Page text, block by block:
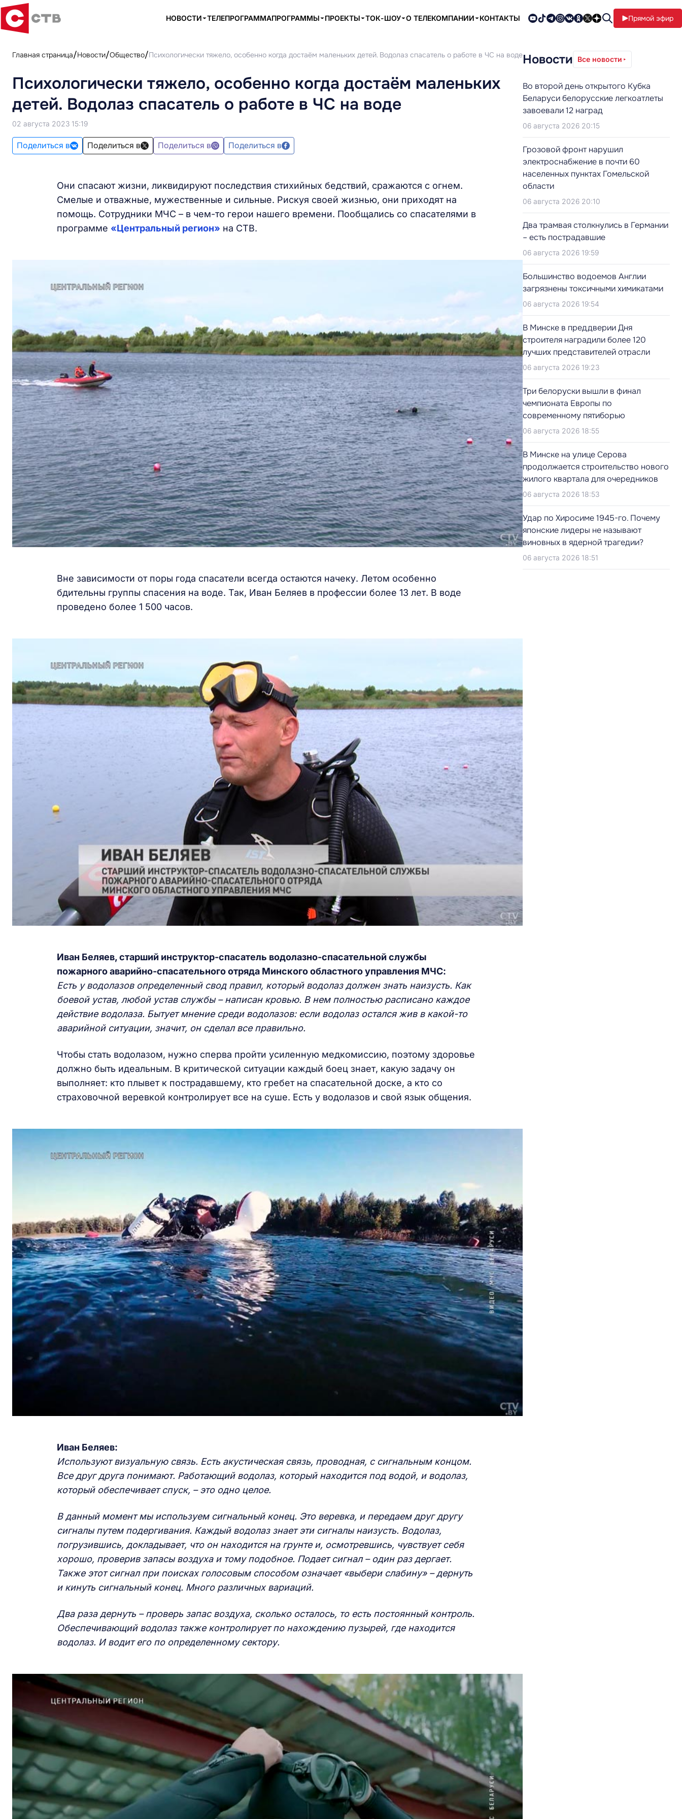
НОВОСТИ ТЕЛЕПРОГРАММАПРОГРАММЫ ПРОЕКТЫ ТОК-ШОУ О ТЕЛЕКОМПАНИИ КОНТАКТЫ Прямой эфир
Главная страница Новости Общество Психологически тяжело, особенно когда достаём маленьких детей. Водолаз спасатель о работе в ЧС на воде
Психологически тяжело, особенно когда достаём маленьких
детей. Водолаз спасатель о работе в ЧС на воде
02 августа 2023 15:19
Поделиться в Поделиться в Поделиться в Поделиться в
Они спасают жизни, ликвидируют последствия стихийных бедствий, сражаются с огнем.
Смелые и отважные, мужественные и сильные. Рискуя своей жизнью, они приходят на
помощь. Сотрудники МЧС – в чем-то герои нашего времени. Пообщались со спасателями в
программе «Центральный регион» на СТВ.
Вне зависимости от поры года спасатели всегда остаются начеку. Летом особенно
бдительны группы спасения на воде. Так, Иван Беляев в профессии более 13 лет. В воде
проведено более 1 500 часов.
Иван Беляев, старший инструктор-спасатель водолазно-спасательной службы
пожарного аварийно-спасательного отряда Минского областного управления МЧС:
Есть у водолазов определенный свод правил, который водолаз должен знать наизусть. Как
боевой устав, любой устав службы – написан кровью. В нем полностью расписано каждое
действие водолаза. Бытует мнение среди водолазов: если водолаз остался жив в какой-то
аварийной ситуации, значит, он сделал все правильно.
Чтобы стать водолазом, нужно сперва пройти усиленную медкомиссию, поэтому здоровье
должно быть идеальным. В критической ситуации каждый боец знает, какую задачу он
выполняет: кто плывет к пострадавшему, кто гребет на спасательной доске, а кто со
страховочной веревкой контролирует все на суше. Есть у водолазов и свой язык общения.
Иван Беляев:
Используют визуальную связь. Есть акустическая связь, проводная, с сигнальным концом.
Все друг друга понимают. Работающий водолаз, который находится под водой, и водолаз,
который обеспечивает спуск, – это одно целое.
В данный момент мы используем сигнальный конец. Это веревка, и передаем друг другу
сигналы путем подергивания. Каждый водолаз знает эти сигналы наизусть. Водолаз,
погрузившись, докладывает, что он находится на грунте и, осмотревшись, чувствует себя
хорошо, проверив запасы воздуха и тому подобное. Подает сигнал – один раз дергает.
Также этот сигнал при поисках голосовым способом означает «выбери слабину» – дернуть
и кинуть сигнальный конец. Много различных вариаций.
Два раза дернуть – проверь запас воздуха, сколько осталось, то есть постоянный контроль.
Обеспечивающий водолаз также контролирует по нахождению пузырей, где находится
водолаз. И водит его по определенному сектору.
Новости Все новости
Во второй день открытого Кубка
Беларуси белорусские легкоатлеты
завоевали 12 наград
06 августа 2026 20:15
Грозовой фронт нарушил
электроснабжение в почти 60
населенных пунктах Гомельской
области
06 августа 2026 20:10
Два трамвая столкнулись в Германии
– есть пострадавшие
06 августа 2026 19:59
Большинство водоемов Англии
загрязнены токсичными химикатами
06 августа 2026 19:54
В Минске в преддверии Дня
строителя наградили более 120
лучших представителей отрасли
06 августа 2026 19:23
Три белоруски вышли в финал
чемпионата Европы по
современному пятиборью
06 августа 2026 18:55
В Минске на улице Серова
продолжается строительство нового
жилого квартала для очередников
06 августа 2026 18:53
Удар по Хиросиме 1945-го. Почему
японские лидеры не называют
виновных в ядерной трагедии?
06 августа 2026 18:51